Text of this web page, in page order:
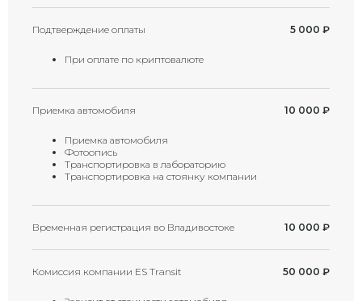
Подтверждение оплаты 5 000 ₽
При оплате по криптовалюте
Приемка автомобиля 10 000 ₽
Приемка автомобиля
Фотоопись
Транспортировка в лабораторию
Транспортировка на стоянку компании
Временная регистрация во Владивостоке 10 000 ₽
Комиссия компании ES Transit 50 000 ₽